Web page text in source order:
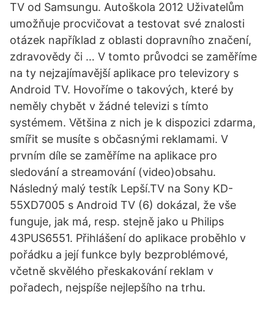
TV od Samsungu. Autoškola 2012 Uživatelům
umožňuje procvičovat a testovat své znalosti
otázek například z oblasti dopravního značení,
zdravovědy či … V tomto průvodci se zaměříme
na ty nejzajímavější aplikace pro televizory s
Android TV. Hovoříme o takových, které by
neměly chybět v žádné televizi s tímto
systémem. Většina z nich je k dispozici zdarma,
smířit se musíte s občasnými reklamami. V
prvním díle se zaměříme na aplikace pro
sledování a streamování (video)obsahu.
Následný malý testík Lepší.TV na Sony KD-
55XD7005 s Android TV (6) dokázal, že vše
funguje, jak má, resp. stejně jako u Philips
43PUS6551. Přihlášení do aplikace proběhlo v
pořádku a její funkce byly bezproblémové,
včetně skvělého přeskakování reklam v
pořadech, nejspíše nejlepšího na trhu.